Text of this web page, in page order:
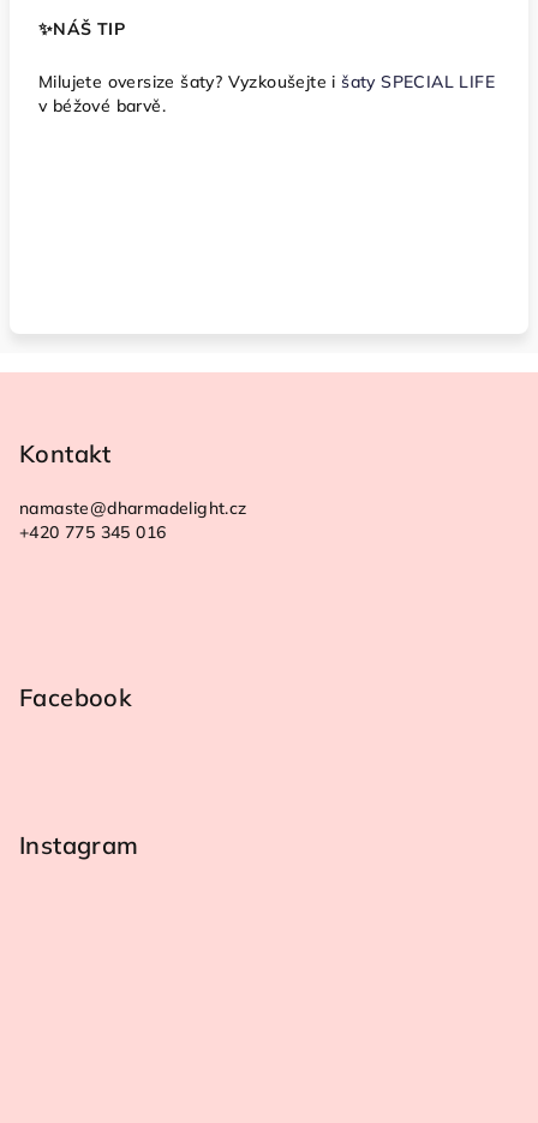
✨️NÁŠ TIP
Milujete oversize šaty? Vyzkoušejte išaty SPECIAL LIFE
v béžové barvě.
Kontakt
namaste@dharmadelight.cz
+420 775 345 016
Facebook
Instagram